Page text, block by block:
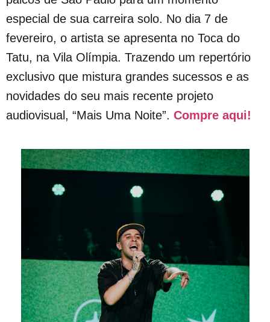
especial de sua carreira solo. No dia 7 de
fevereiro, o artista se apresenta no Toca do
Tatu, na Vila Olímpia. Trazendo um repertório
exclusivo que mistura grandes sucessos e as
novidades do seu mais recente projeto
audiovisual, “Mais Uma Noite”. Compre aqui!